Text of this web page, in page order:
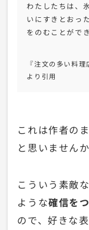
わたしたちは、
いにすきとおっ
をのむことができ
『注文の多い料
より引用
これは作者の
と思いません
こういう素敵
ような確信を
ので、好きな